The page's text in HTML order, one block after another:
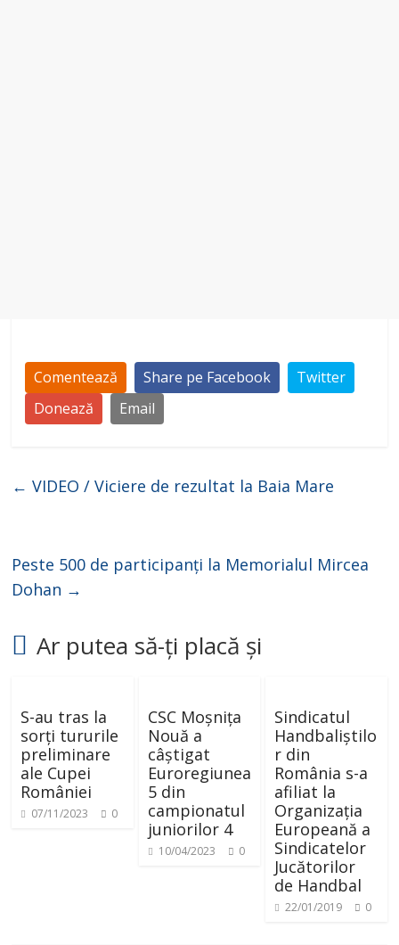
Comentează Share pe Facebook
Twitter
Donează
Email
← VIDEO / Viciere de rezultat la Baia Mare
Peste 500 de participanți la Memorialul Mircea
Dohan →
Ar putea să-ți placă și
S-au tras la
sorți tururile
preliminare
ale Cupei
României
07/11/2023 0
CSC Moșnița
Nouă a
câștigat
Euroregiunea
5 din
campionatul
juniorilor 4
10/04/2023 0
Sindicatul
Handbaliștilo
r din
România s-a
afiliat la
Organizația
Europeană a
Sindicatelor
Jucătorilor
de Handbal
22/01/2019 0